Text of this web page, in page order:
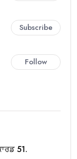
Subscribe
Follow
51.